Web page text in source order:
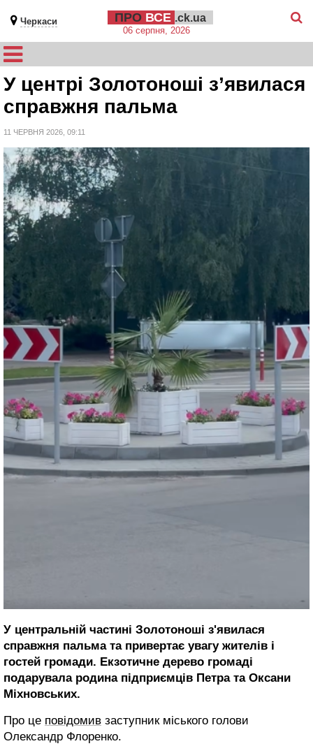
Черкаси ПРО ВСЕ .ck.ua
06 серпня, 2026
У центрі Золотоноші з’явилася
справжня пальма
11 ЧЕРВНЯ 2026, 09:11
У центральній частині Золотоноші з'явилася
справжня пальма та привертає увагу жителів і
гостей громади. Екзотичне дерево громаді
подарувала родина підприємців Петра та Оксани
Міхновських.
Про це повідомив заступник міського голови
Олександр Флоренко.